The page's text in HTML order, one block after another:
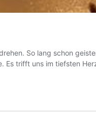
So lang schon
Es trifft uns im tiefsten